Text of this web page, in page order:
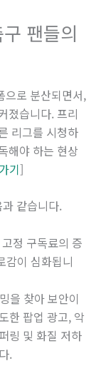
팬들의
으로 분산되면서,
졌습니다. 프리
리그를 시청하
해야 하는 현상
기]
같습니다.
정 구독료의 증
감이 심화됩니
을 찾아 보안이
한 팝업 광고, 악
링 및 화질 저하
.